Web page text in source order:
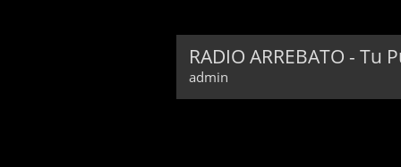
RADIO ARREBATO - Tu
admin